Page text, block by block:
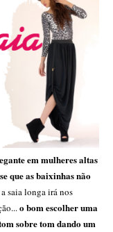
em mulheres altas
que as baixinhas não
saia longa irá nos
o bom escolher uma
sobre tom dando um